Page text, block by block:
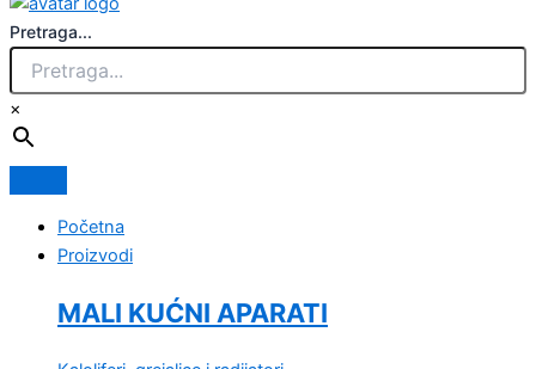
Pretraga...
×
Početna
Proizvodi
MALI KUĆNI APARATI